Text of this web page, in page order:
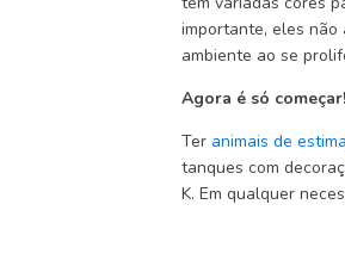
importante, eles não
ambiente ao se
Agora é só começar!
Ter animais de
tanques com
K. Em qualquer